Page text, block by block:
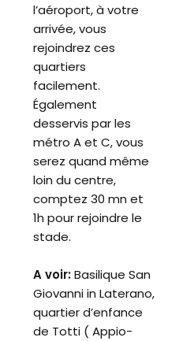
l’aéroport, à votre
arrivée, vous
rejoindrez ces
quartiers
facilement.
Également
desservis par les
métro A et C, vous
serez quand même
loin du centre,
comptez 30 mn et
1h pour rejoindre le
stade.
A voir:Basilique San
Giovanni in Laterano,
quartier d’enfance
de Totti (Appio-